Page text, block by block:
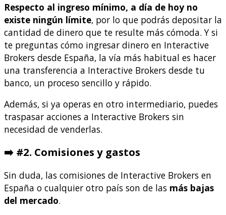
Respecto al ingreso mínimo, a día de hoy no
existe ningún límite, por lo que podrás depositar la
cantidad de dinero que te resulte más cómoda. Y si
te preguntas cómo ingresar dinero en Interactive
Brokers desde España, la vía más habitual es hacer
una transferencia a Interactive Brokers desde tu
banco, un proceso sencillo y rápido.
Además, si ya operas en otro intermediario, puedes
traspasar acciones a Interactive Brokers sin
necesidad de venderlas.
➡️ #2. Comisiones y gastos
Sin duda, las comisiones de Interactive Brokers en
España o cualquier otro país son de las más bajas
del mercado.